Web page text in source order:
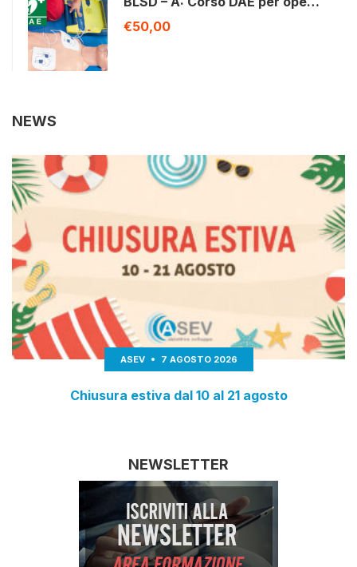
€50,00
NEWS
ASEV 7 AGOSTO 2026
Chiusura estiva dal 10 al 21 agosto
NEWSLETTER